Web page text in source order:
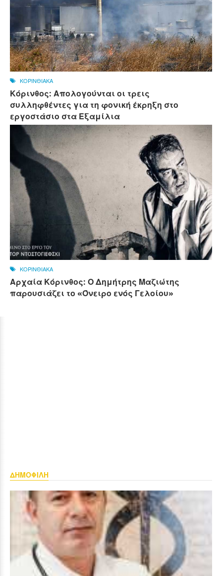
ΚΟΡΙΝΘΙΑΚΑ
Κόρινθος: Απολογούνται οι τρεις
συλληφθέντες για τη φονική έκρηξη στο
εργοστάσιο στα Εξαμίλια
ΚΟΡΙΝΘΙΑΚΑ
Αρχαία Κόρινθος: Ο Δημήτρης Μαζιώτης
παρουσιάζει το «Όνειρο ενός Γελοίου»
ΔΗΜΟΦΙΛΗ